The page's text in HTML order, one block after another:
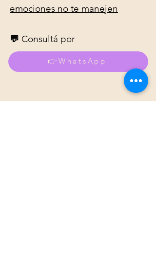
emociones no te manejen
💬 Consultá por
👉WhatsApp